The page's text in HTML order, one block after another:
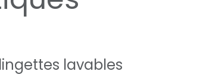
lavables